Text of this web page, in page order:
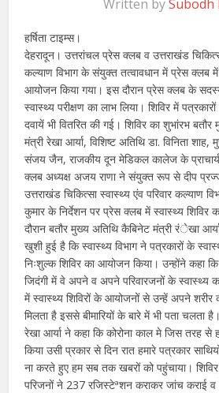
Written bySubodh
हर्षिता टाइम्स।
देहरादून। उत्तरांचल प्रेस क्लब व उत्तराखंड
कल्याण विभाग के संयुक्त तत्वावधान में प्रेस क्लब में
आयोजन किया गया। इस दौरान प्रेस क्लब के
स्वास्थ्य परीक्षण का लाभ लिया। शिविर में
दवायें भी वितरित की गई। शिविर का शुभांरभ
मंत्री रेखा आर्या, विशिष्ट अतिथि डा. विनिता शाह,
संजय जैन, राजकीय दून मेडिकल कालेज के
क्लब अध्यक्ष अजय राणा ने संयुक्त रूप से दीप
उत्तराखंड चिकित्सा स्वास्थ्य एंव परिवार कल्याण
कुमार के निर्देशन पर प्रेस क्लब में स्वास्थ्य
दौरान बतौर मुख्य अतिथि कैबिनेट मंत्री रंेखा
खुशी हुई है कि स्वास्थ्य विभाग ने पत्रकारों के
निःशुल्क शिविर का आयोजन किया। उन्होंने कहा
जिदंगी में वे अपने व अपने परिवारजनों के स्वास्थ्य
में स्वास्थ्य शिविरों के आयोजनों से उन्हें अपने
मिलता है इससे बीमारियों के बारे में भी पता चलता
रेखा आर्या ने कहा कि कोरोना काल मे जिस तरह से
किया उसी प्रकार से दिन रात हमारे पत्रकार
ना करते हुए हम सब तक खबरों को पहुंचाया।
परिजनों ने 237 रजिस्टेªशन कराकर जांच कराई व